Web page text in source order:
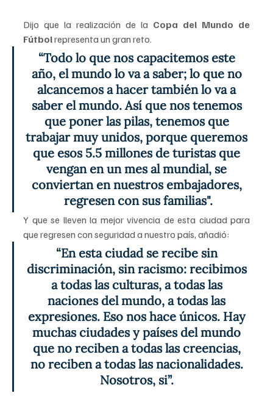
Dijo que la realización de la Copa del Mundo de
Fútbol representa un gran reto.
“Todo lo que nos capacitemos este
año, el mundo lo va a saber; lo que no
alcancemos a hacer también lo va a
saber el mundo. Así que nos tenemos
que poner las pilas, tenemos que
trabajar muy unidos, porque queremos
que esos 5.5 millones de turistas que
vengan en un mes al mundial, se
conviertan en nuestros embajadores,
regresen con sus familias".
Y que se lleven la mejor vivencia de esta ciudad para
que regresen con seguridad a nuestro país, añadió:
“En esta ciudad se recibe sin
discriminación, sin racismo: recibimos
a todas las culturas, a todas las
naciones del mundo, a todas las
expresiones. Eso nos hace únicos. Hay
muchas ciudades y países del mundo
que no reciben a todas las creencias,
no reciben a todas las nacionalidades.
Nosotros, si”.